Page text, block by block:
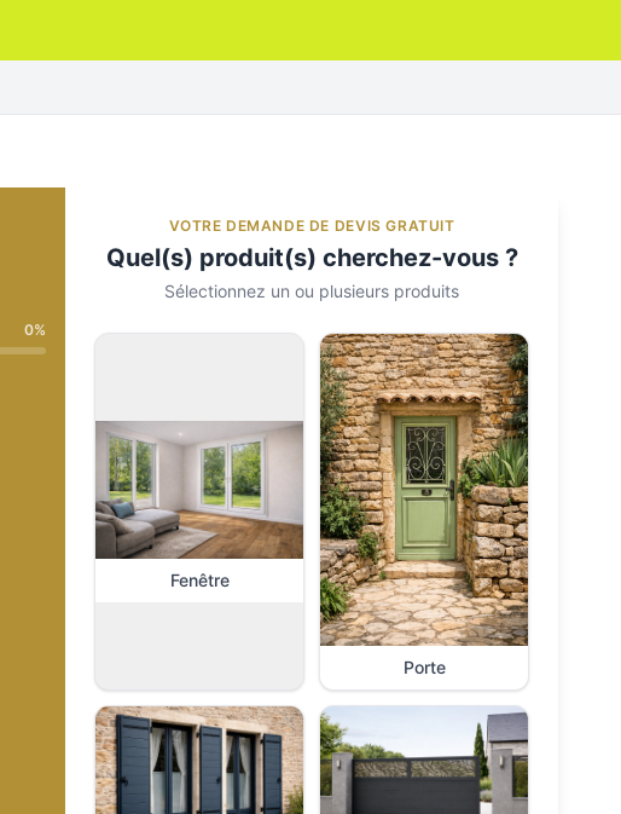
0%
VOTRE DEMANDE DE DEVIS GRATUIT
Quel(s) produit(s) cherchez-vous ?
Sélectionnez un ou plusieurs produits
Fenêtre
Porte